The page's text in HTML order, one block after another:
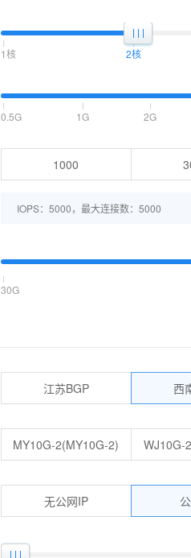
1核 2核
0.5G 1G 2G
1000
IOPS：5000，最大连接数：5000
30G
江苏BGP 西
MY10G-2(MY10G-2) WJ10G-
无公网IP